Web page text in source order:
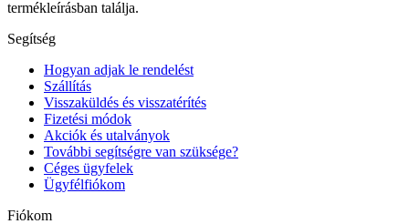
termékleírásban találja.
Segítség
Hogyan adjak le rendelést
Szállítás
Visszaküldés és visszatérítés
Fizetési módok
Akciók és utalványok
További segítségre van szüksége?
Céges ügyfelek
Ügyfélfiókom
Fiókom